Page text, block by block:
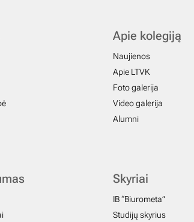
Apie kolegiją
Naujienos
Apie LTVK
Foto galerija
Video galerija
Alumni
Skyriai
IB “Biurometa”
Studijų skyrius